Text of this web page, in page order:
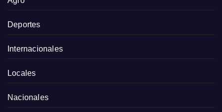
Deportes
Internacionales
Locales
Nacionales